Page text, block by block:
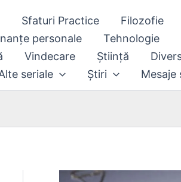
Sfaturi Practice
Filozofie
personale
Tehnologie
Vindecare Știință
seriale Știri Mesaje